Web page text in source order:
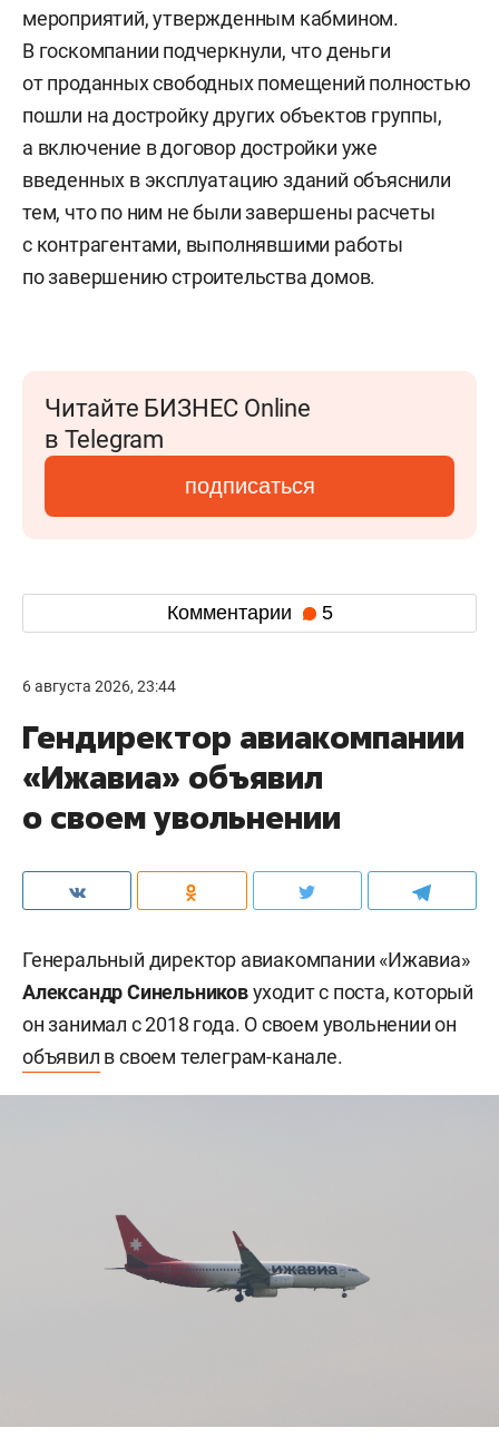
мероприятий, утвержденным кабмином.
В госкомпании подчеркнули, что деньги
от проданных свободных помещений полностью
пошли на достройку других объектов группы,
а включение в договор достройки уже
введенных в эксплуатацию зданий объяснили
тем, что по ним не были завершены расчеты
с контрагентами, выполнявшими работы
по завершению строительства домов.
Читайте БИЗНЕС Online
в Telegram
подписаться
Комментарии 5
6 августа 2026, 23:44
Гендиректор авиакомпании
«Ижавиа» объявил
о своем увольнении
Генеральный директор авиакомпании «Ижавиа»
Александр Синельниковуходит с поста, который
он занимал с 2018 года. О своем увольнении он
объявил в своем телеграм-канале.